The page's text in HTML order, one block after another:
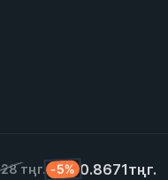
тңг. -5% 0.8671тңг.